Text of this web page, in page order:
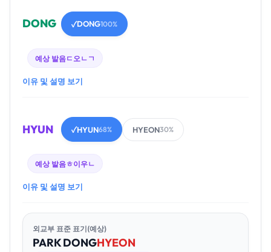
DONG ✓DONG100%
예상 발음ㄷ오ㄴㄱ
이유 및 설명 보기
HYUN ✓HYUN68% HYEON30%
예상 발음ㅎ이우ㄴ
이유 및 설명 보기
외교부 표준 표기(예상)
PARKDONGHYEON